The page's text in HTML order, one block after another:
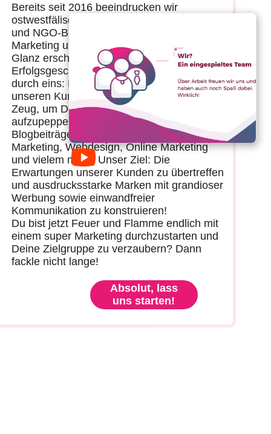
Bereits seit 2016 beeindrucken wir
ostwestfälische Kunden aus dem Mittelstand
und NGO-Bereich mit erstklassigem
Marketing und lassen die Brands in neuem
Glanz erscheinen! Unsere
Erfolgsgeschichten schreiben wir vor allem
durch eins: Die enge Zusammenarbeit mit
unseren Kunden. Wir legen uns mächtig ins
Zeug, um Deinen Markenauftritt so richtig
aufzupeppen! Dafür unterstützen wir mit
Blogbeiträgen, Werbespots, Social Media
Marketing, Webdesign, Online Marketing
und vielem mehr! Unser Ziel: Die
Erwartungen unserer Kunden zu übertreffen
und ausdrucksstarke Marken mit grandioser
Werbung sowie einwandfreier
Kommunikation zu konstruieren!
Du bist jetzt Feuer und Flamme endlich mit
einem super Marketing durchzustarten und
Deine Zielgruppe zu verzaubern? Dann
fackle nicht lange!
Absolut, lass
uns starten!